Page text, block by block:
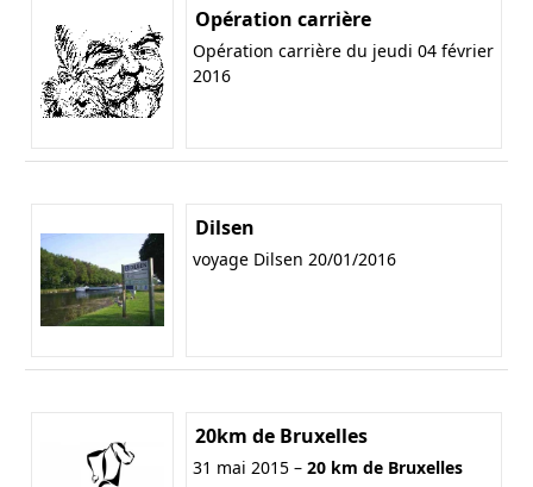
Opération carrière
Opération carrière du jeudi 04 février
2016
Dilsen
voyage Dilsen 20/01/2016
20km de Bruxelles
31 mai 2015 – 20 km de Bruxelles